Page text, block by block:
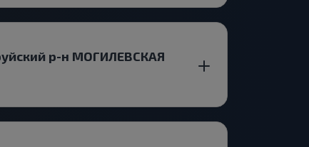
р-н МОГИЛЕВСКАЯ